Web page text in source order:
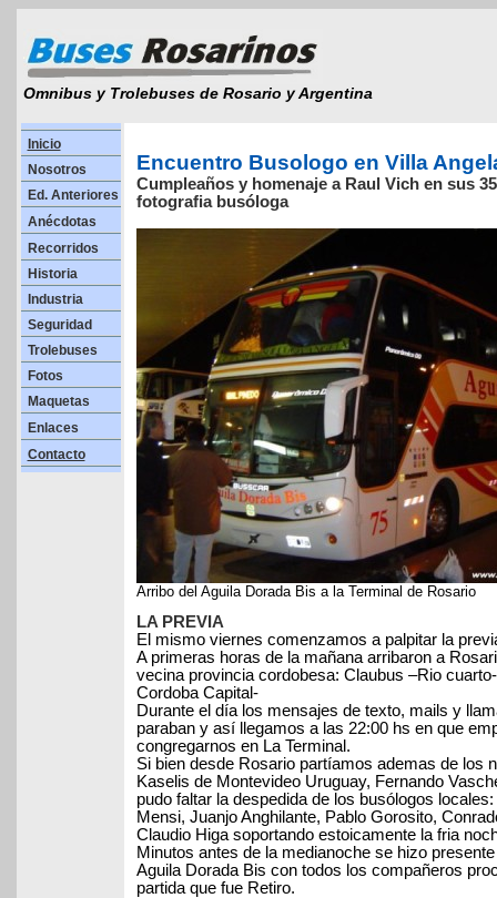
Omnibus y Trolebuses de Rosario y Argentina
Inicio
Nosotros
Ed. Anteriores
Anécdotas
Recorridos
Historia
Industria
Seguridad
Trolebuses
Fotos
Maquetas
Enlaces
Contacto
Encuentro Busologo en Villa
Cumpleaños y homenaje a Raul Vich en sus
fotografia busóloga
Arribo del Aguila Dorada Bis a la Terminal de Rosario
LA PREVIA
El mismo viernes comenzamos a palpitar la
A primeras horas de la mañana arribaron a
vecina provincia cordobesa: Claubus –Rio
Cordoba Capital-
Durante el día los mensajes de texto, mails y
paraban y así llegamos a las 22:00 hs en que
congregarnos en La Terminal.
Si bien desde Rosario partíamos ademas de los
Kaselis de Montevideo Uruguay, Fernando
pudo faltar la despedida de los busólogos
Mensi, Juanjo Anghilante, Pablo Gorosito,
Claudio Higa soportando estoicamente la fria
Minutos antes de la medianoche se hizo presente
Aguila Dorada Bis con todos los compañeros
partida que fue Retiro.